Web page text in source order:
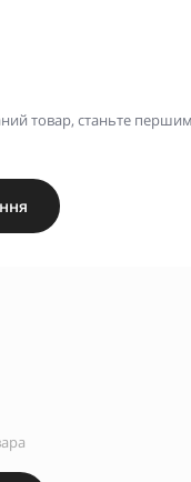
товар, станьте першим